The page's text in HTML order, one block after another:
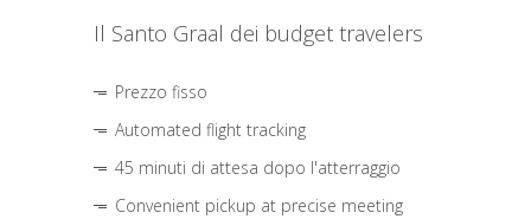
Il Santo Graal dei budget travelers
Prezzo fisso
Automated flight tracking
45 minuti di attesa dopo l'atterraggio
Convenient pickup at precise meeting